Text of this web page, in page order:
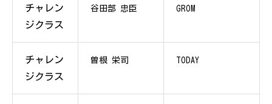
チャレン
ジクラス
谷田部 忠臣 GROM
チャレン
ジクラス
曽根 栄司 TODAY